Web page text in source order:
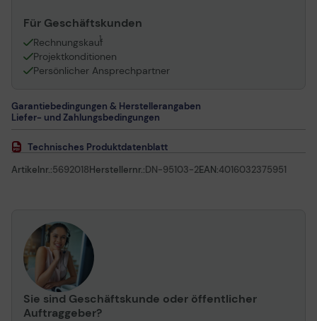
Für Geschäftskunden
Rechnungskauf
1
Projektkonditionen
Persönlicher Ansprechpartner
Garantiebedingungen & Herstellerangaben
Liefer- und Zahlungsbedingungen
Technisches Produktdatenblatt
Artikelnr.:5692018Herstellernr.:DN-95103-2EAN:4016032375951
Sie sind Geschäftskunde oder öffentlicher
Auftraggeber?